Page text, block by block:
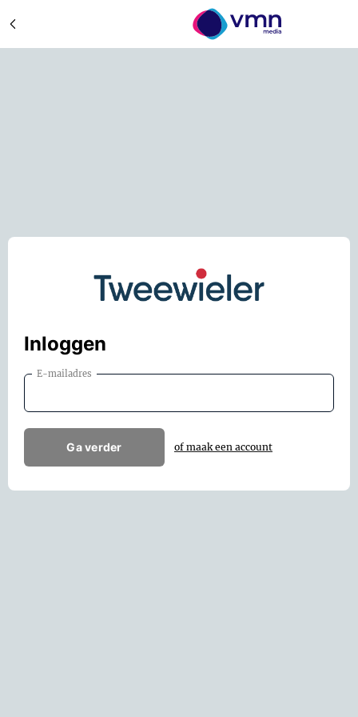
Inloggen
E-mailadres
Ga verder of maak een account